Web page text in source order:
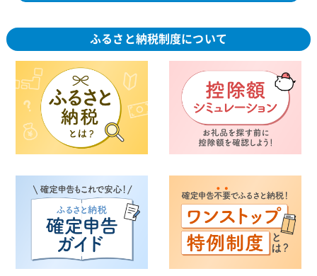
ふるさと納税制度について